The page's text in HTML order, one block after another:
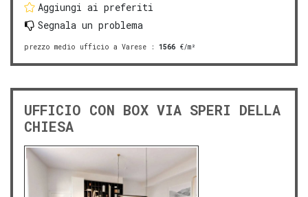
Aggiungi ai preferiti
Segnala un problema
prezzo medio ufficio a Varese : 1566 €/m²
UFFICIO CON BOX VIA SPERI DELLA
CHIESA